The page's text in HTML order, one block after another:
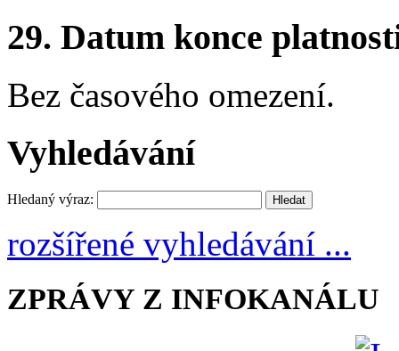
29. Datum konce
Bez časového omezení.
Vyhledávání
Hledaný výraz:
rozšířené vyhledávání ...
ZPRÁVY Z INFOKANÁLU